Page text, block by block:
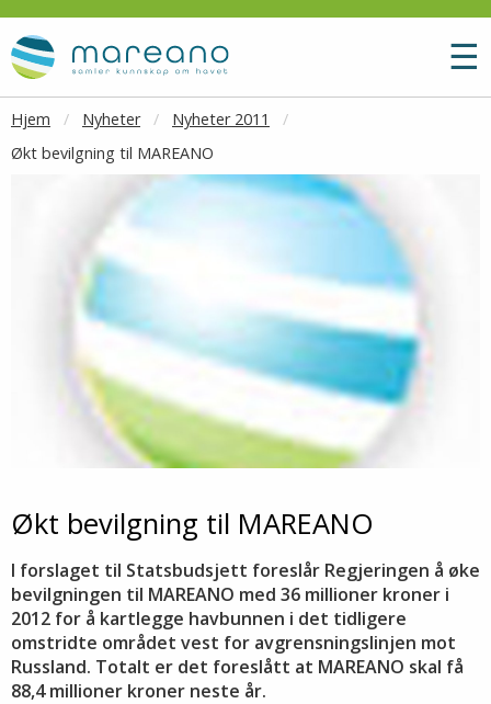
Gå til hovedinnhold
☰
Hjem Nyheter
Nyheter 2011
Økt bevilgning til MAREANO
Økt bevilgning til MAREANO
I forslaget til Statsbudsjett foreslår Regjeringen å øke
bevilgningen til MAREANO med 36 millioner kroner i
2012 for å kartlegge havbunnen i det tidligere
omstridte området vest for avgrensningslinjen mot
Russland. Totalt er det foreslått at MAREANO skal få
88,4 millioner kroner neste år.